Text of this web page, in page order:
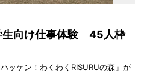
生向け仕事体験 45人枠
ッケン！わくわくRISURUの森」が